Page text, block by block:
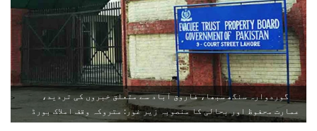
گوردوارہ سنگھ سبھا، فاروق آباد سے متعلق خبروں کی تردید،
عمارت محفوظ اور بحالی کا منصوبہ زیر غور: متروکہ وقف املاک بورڈ